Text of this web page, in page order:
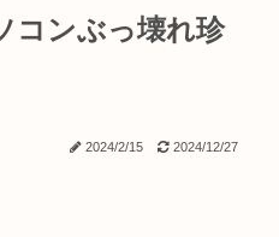
ンぶっ壊れ珍
2024/2/15 2024/12/27